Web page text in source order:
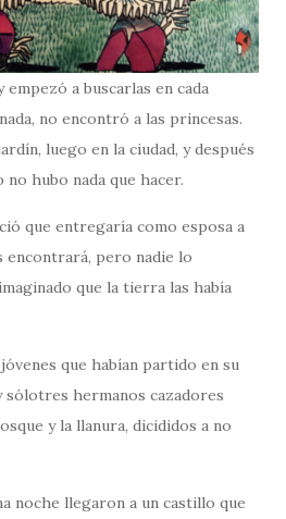
a buscarlas en cada
no encontró a las princesas.
luego en la ciudad, y después
hubo nada que hacer.
que entregaría como esposa a
encontrará, pero nadie lo
que la tierra las había
que habían partido en su
sólotres hermanos cazadores
y la llanura, dicididos a no
noche llegaron a un castillo que